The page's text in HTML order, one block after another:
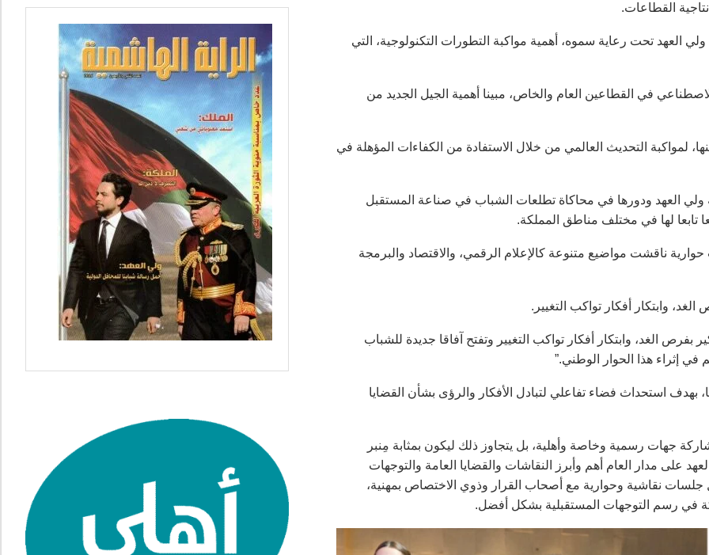
تحت رعاية سموه، أهمية مواكبة التطورات التكنولوجية، التي
في القطاعين العام والخاص، مبينا أهمية الجيل الجديد من
لمواكبة التحديث العالمي من خلال الاستفادة من الكفاءات المؤهلة في
العهد ودورها في محاكاة تطلعات الشباب في صناعة المستقبل
ناقشت مواضيع متنوعة كالإعلام الرقمي، والاقتصاد والبرمجة
وابتكار أفكار تواكب التغيير.
الغد، وابتكار أفكار تواكب التغيير وتفتح آفاقا جديدة للشباب
إثراء هذا الحوار الوطني.”
استحداث فضاء تفاعلي لتبادل الأفكار والرؤى بشأن القضايا
جهات رسمية وخاصة وأهلية، بل يتجاوز ذلك ليكون بمثابة مِنبر
مدار العام أهم وأبرز النقاشات والقضايا العامة والتوجهات
جلسات نقاشية وحوارية مع أصحاب القرار وذوي الاختصاص بمهنية،
في رسم التوجهات المستقبلية بشكل أفضل.